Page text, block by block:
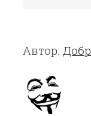
Автор: